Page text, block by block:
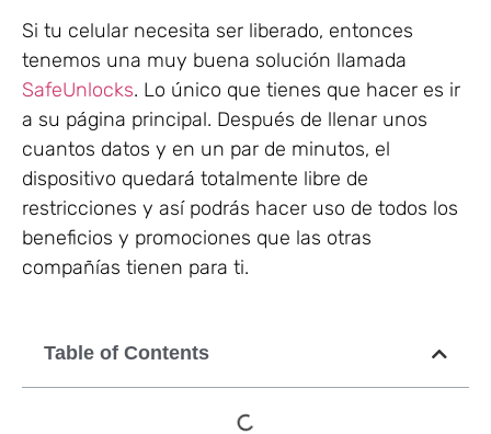
Si tu celular necesita ser liberado, entonces
tenemos una muy buena solución llamada
SafeUnlocks. Lo único que tienes que hacer es ir
a su página principal. Después de llenar unos
cuantos datos y en un par de minutos, el
dispositivo quedará totalmente libre de
restricciones y así podrás hacer uso de todos los
beneficios y promociones que las otras
compañías tienen para ti.
Table of Contents